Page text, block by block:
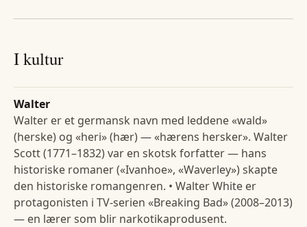
I kultur
Walter
Walter er et germansk navn med leddene «wald»
(herske) og «heri» (hær) — «hærens hersker». Walter
Scott (1771–1832) var en skotsk forfatter — hans
historiske romaner («Ivanhoe», «Waverley») skapte
den historiske romangenren. • Walter White er
protagonisten i TV-serien «Breaking Bad» (2008–2013)
— en lærer som blir narkotikaprodusent.